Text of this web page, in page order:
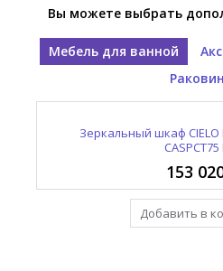
Вы можете выбрать
Мебель для ванной
Зеркальный шкаф CIELO
CASPCT75
153
Добавить в
Полотенцедержатель
ERPLDX
11 230
Добавить в
Раковина подвесная
65 465
Уже в